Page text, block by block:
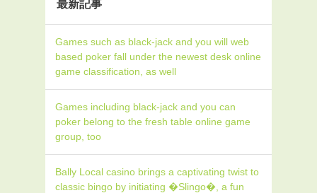
最新記事
Games such as black-jack and you will web
based poker fall under the newest desk online
game classification, as well
Games including black-jack and you can
poker belong to the fresh table online game
group, too
Bally Local casino brings a captivating twist to
classic bingo by initiating �Slingo�, a fun